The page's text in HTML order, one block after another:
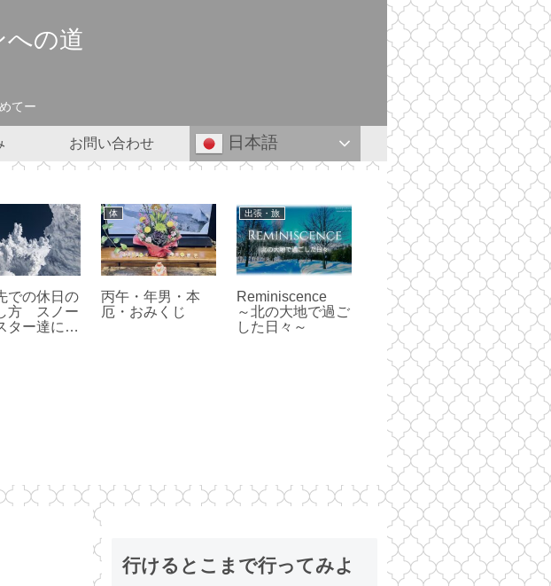
への道
てー
お問い合わせ 日本語
ア
ャン△の聖
キャンプを
できた -富
キャンプ
いくぜ東北 ４泊
５日で登山とキャ
ワンコ
・群れない・媚び
ない・諦めな
い -二歳になっ
ウェルネス
ウォーキングのコ
舐め
めて
行けるとこまで行ってみよ